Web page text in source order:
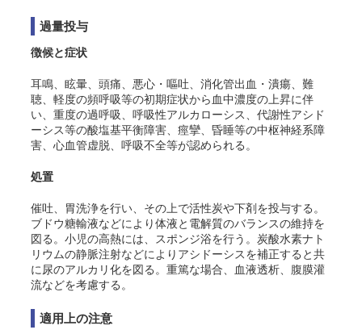
過量投与
徴候と症状
耳鳴、眩暈、頭痛、悪心・嘔吐、消化管出血・潰瘍、難
聴、軽度の頻呼吸等の初期症状から血中濃度の上昇に伴
い、重度の過呼吸、呼吸性アルカローシス、代謝性アシド
ーシス等の酸塩基平衡障害、痙攣、昏睡等の中枢神経系障
害、心血管虚脱、呼吸不全等が認められる。
処置
催吐、胃洗浄を行い、その上で活性炭や下剤を投与する。
ブドウ糖輸液などにより体液と電解質のバランスの維持を
図る。小児の高熱には、スポンジ浴を行う。炭酸水素ナト
リウムの静脈注射などによりアシドーシスを補正すると共
に尿のアルカリ化を図る。重篤な場合、血液透析、腹膜灌
流などを考慮する。
適用上の注意